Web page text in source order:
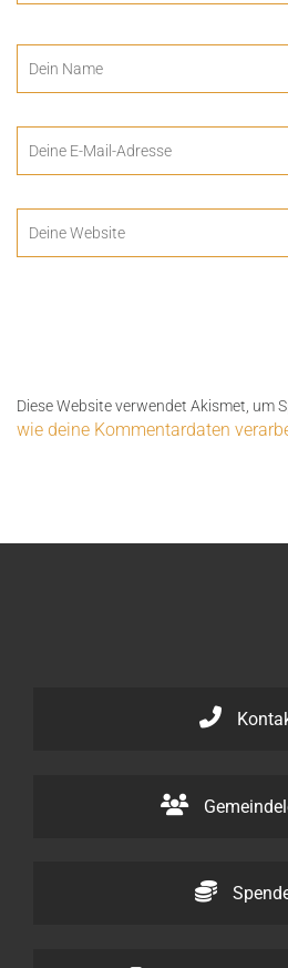
Diese Website verwendet Akismet, um
wie deine Kommentardaten